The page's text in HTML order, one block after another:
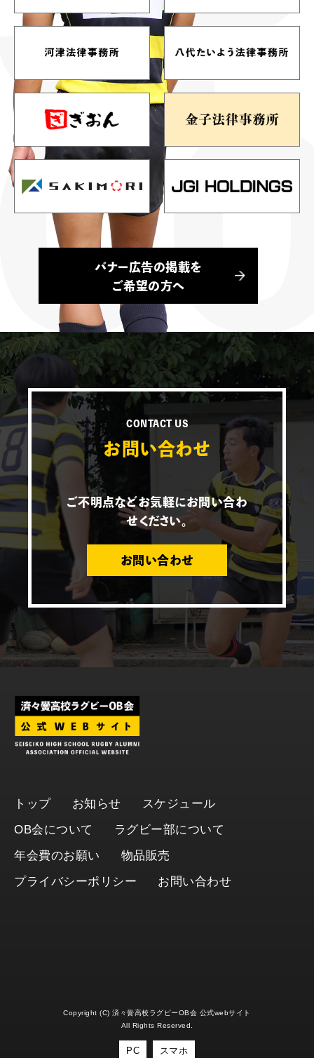
バナー広告の掲載を
ご希望の方へ
CONTACT US
お問い合わせ
ご不明点などお気軽にお問い合わ
せください。
お問い合わせ
トップ お知らせ
スケジュール
OB会について
ラグビー部について
年会費のお願い
物品販売
プライバシーポリシー
お問い合わせ
Copyright (C) 済々黌高校ラグビーOB会 公式webサイト
All Rights Reserved.
PC スマホ